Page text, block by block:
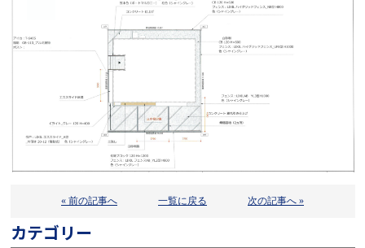
« 前の記事へ 一覧に戻る 次の記事へ »
カテゴリー